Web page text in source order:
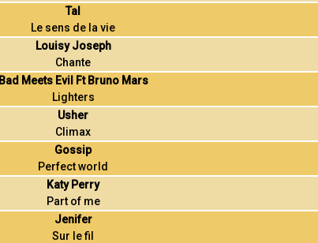
Tal
Le sens de la vie
Louisy Joseph
Chante
Bad Meets Evil Ft Bruno Mars
Lighters
Usher
Climax
Gossip
Perfect world
Katy Perry
Part of me
Jenifer
Sur le fil